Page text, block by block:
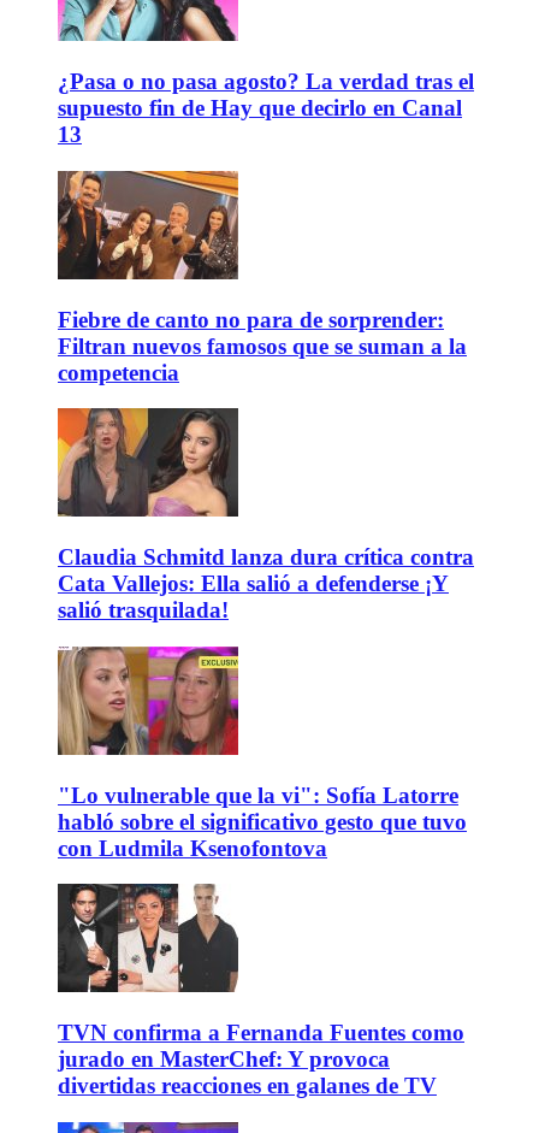
¿Pasa o no pasa agosto? La verdad tras el
supuesto fin de Hay que decirlo en Canal
13
Fiebre de canto no para de sorprender:
Filtran nuevos famosos que se suman a la
competencia
Claudia Schmitd lanza dura crítica contra
Cata Vallejos: Ella salió a defenderse ¡Y
salió trasquilada!
"Lo vulnerable que la vi": Sofía Latorre
habló sobre el significativo gesto que tuvo
con Ludmila Ksenofontova
TVN confirma a Fernanda Fuentes como
jurado en MasterChef: Y provoca
divertidas reacciones en galanes de TV